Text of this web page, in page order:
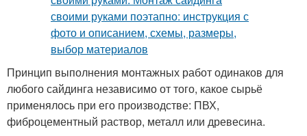
Принцип выполнения монтажных работ одинаков для
любого сайдинга независимо от того, какое сырьё
применялось при его производстве: ПВХ,
фиброцементный раствор, металл или древесина.